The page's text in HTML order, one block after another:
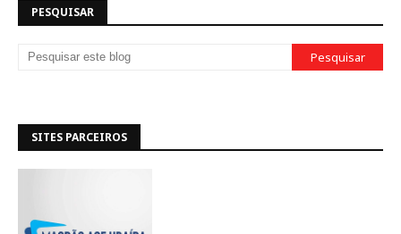
PESQUISAR
SITES PARCEIROS